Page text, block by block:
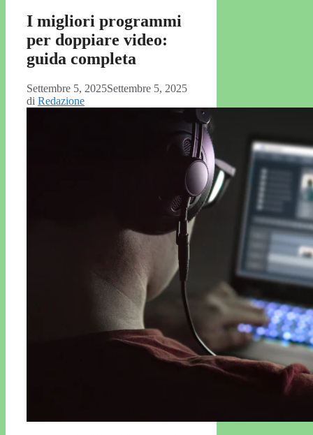
I migliori programmi
per doppiare video:
guida completa
Settembre 5, 2025Settembre 5, 2025
di Redazione